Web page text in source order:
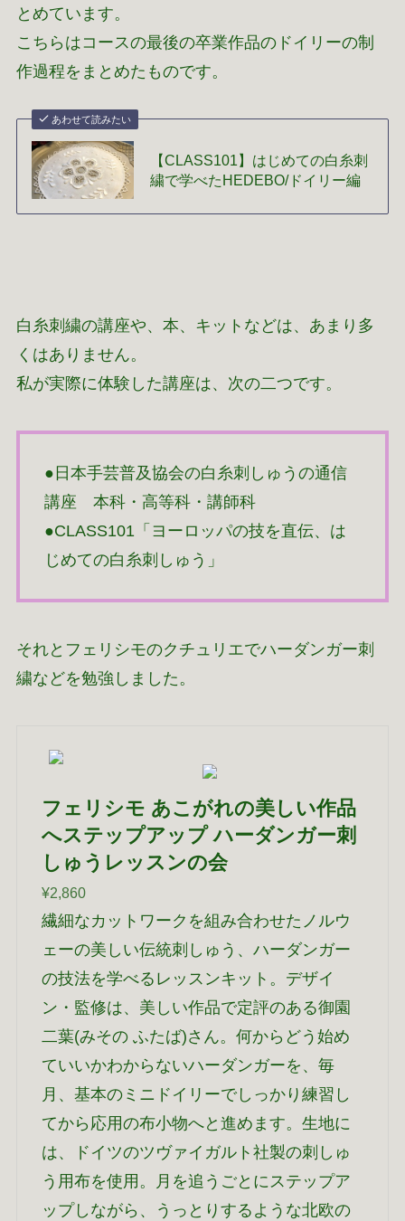
とめています。
こちらはコースの最後の卒業作品のドイリーの制
作過程をまとめたものです。
あわせて読みたい
【CLASS101】はじめての白糸刺
繍で学べたHEDEBO/ドイリー編
白糸刺繍の講座や、本、キットなどは、あまり多
くはありません。
私が実際に体験した講座は、次の二つです。
●日本手芸普及協会の白糸刺しゅうの通信
講座 本科・高等科・講師科
●CLASS101「ヨーロッパの技を直伝、は
じめての白糸刺しゅう」
それとフェリシモのクチュリエでハーダンガー刺
繍などを勉強しました。
フェリシモ あこがれの美しい作品
へステップアップ ハーダンガー刺
しゅうレッスンの会
¥2,860
繊細なカットワークを組み合わせたノルウ
ェーの美しい伝統刺しゅう、ハーダンガー
の技法を学べるレッスンキット。デザイ
ン・監修は、美しい作品で定評のある御園
二葉(みその ふたば)さん。何からどう始め
ていいかわからないハーダンガーを、毎
月、基本のミニドイリーでしっかり練習し
てから応用の布小物へと進めます。生地に
は、ドイツのツヴァイガルト社製の刺しゅ
う用布を使用。月を追うごとにステップア
ップしながら、うっとりするような北欧の